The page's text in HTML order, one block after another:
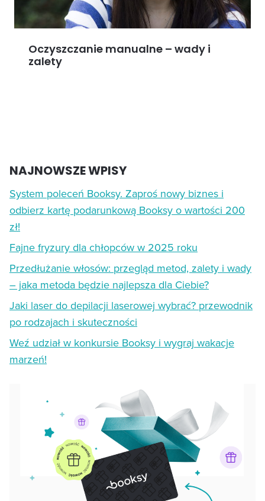
Oczyszczanie manualne – wady i
zalety
NAJNOWSZE WPISY
System poleceń Booksy. Zaproś nowy biznes i
odbierz kartę podarunkową Booksy o wartości 200
zł!
Fajne fryzury dla chłopców w 2025 roku
Przedłużanie włosów: przegląd metod, zalety i wady
– jaka metoda będzie najlepsza dla Ciebie?
Jaki laser do depilacji laserowej wybrać? przewodnik
po rodzajach i skuteczności
Weź udział w konkursie Booksy i wygraj wakacje
marzeń!